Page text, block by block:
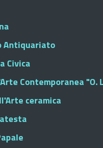
Antiquariato
Civica
Contemporanea "O.
ceramica